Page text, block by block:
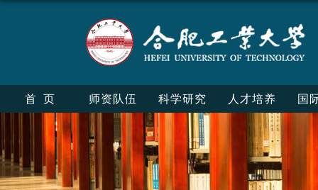
首页 师资队伍 科学研究 人才培养 国